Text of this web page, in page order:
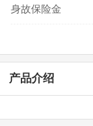
身故保险金
产品介绍